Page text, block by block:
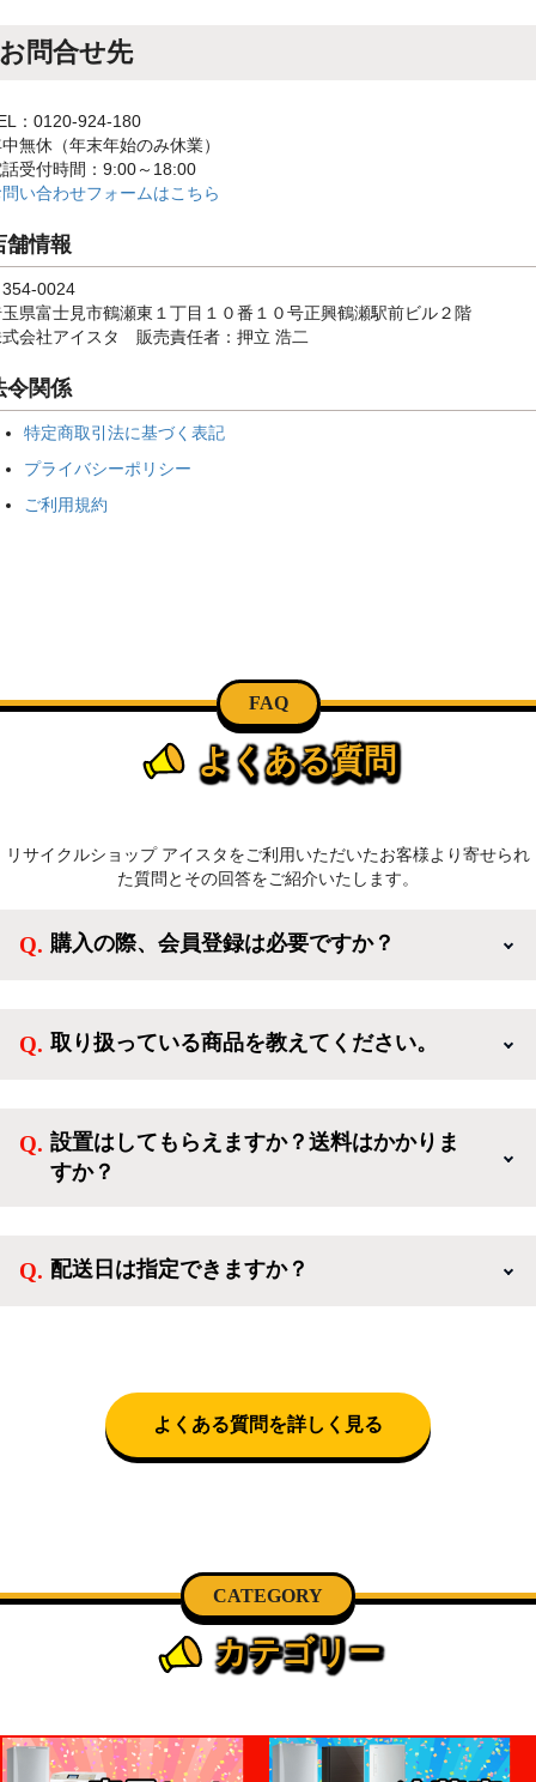
お問合せ先
：0120-924-180
無休（年末年始のみ休業）
受付時間：9:00～18:00
い合わせフォームはこちら
舗情報
0024
県富士見市鶴瀬東１丁目１０番１０号正興鶴瀬駅前ビル２階
会社アイスタ 販売責任者：押立 浩二
令関係
特定商取引法に基づく表記
プライバシーポリシー
ご利用規約
FAQ
よくある質問
リサイクルショップ アイスタをご利用いただいたお客様より寄せられ
た質問とその回答をご紹介いたします。
購入の際、会員登録は必要ですか？
方、登録しなくてもカートに商品を入れた後、ログイ
取り扱っている商品を教えてください。
活を応援するような家電セットから、季節・空調家
電、調理家電、生活家電まで、幅広く中古家電を取り
設置はしてもらえますか？送料はかかりま
すか？
神奈川・千葉)において自社配送を選択いただくこと
配送日は指定できますか？
話にて日時決定に関するご連絡をさせて頂きます。
よくある質問を詳しく見る
CATEGORY
カテゴリー